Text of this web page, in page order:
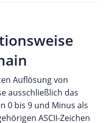
Auflösung von
ausschließlich das
0 bis 9 und Minus als
ASCII-Zeichen